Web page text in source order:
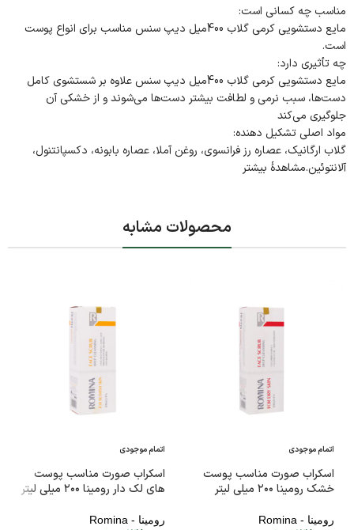
مناسب چه کسانی است:
مایع دستشویی کرمی گلاب 400میل دیپ سنس مناسب برای انواع پوست
است.
چه تأثیری دارد:
مایع دستشویی کرمی گلاب 400میل دیپ سنس علاوه بر شستشوی کامل
دست‌ها، سبب نرمی و لطافت بیشتر دست‌ها می‌شوند و از خشکی آن
جلوگیری می‌کند
مواد اصلی تشکیل دهنده:
گلاب ارگانیک، عصاره رز فرانسوی، روغن آملا، عصاره بابونه، دکسپانتنول،
آلانتوئین.مشاهدۀ بیشتر
محصولات مشابه
اتمام موجودی
اسکراب صورت مناسب پوست
خشک رومینا ۲۰۰ میلی لیتر
رومینا - Romina
اتمام موجودی
اسکراب صورت مناسب پوست
های لک دار رومینا ۲۰۰ میلی لیتر
رومینا - Romina